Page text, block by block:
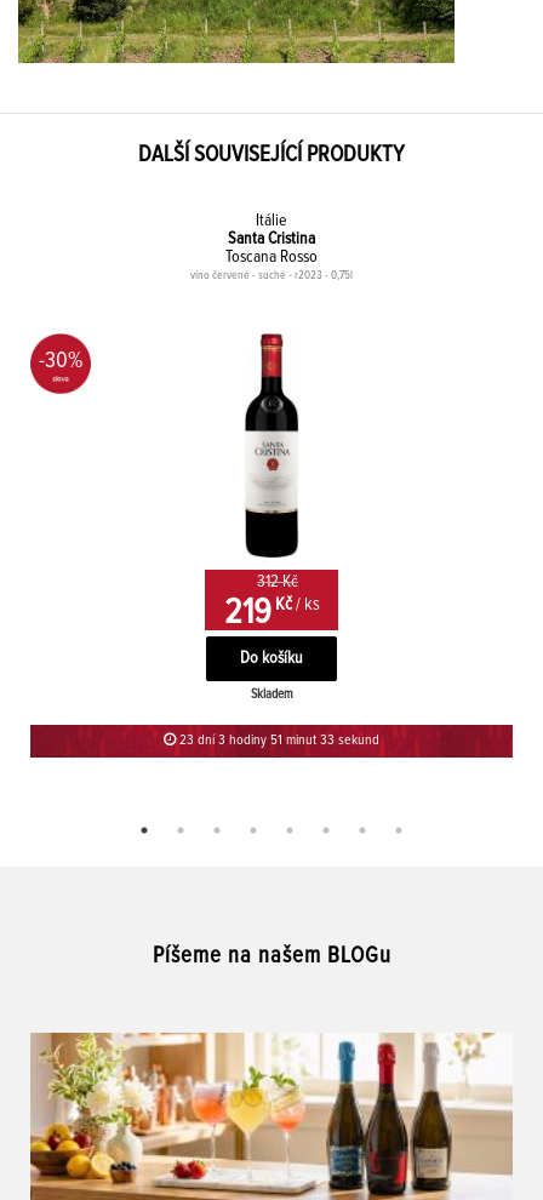
DALŠÍ SOUVISEJÍCÍ PRODUKTY
Itálie
Santa Cristina
Toscana Rosso
víno červené - suché - r2023 - 0,75l
-30%
312 Kč
219Kč / ks
Skladem
23 dní 3 hodiny 51 minut 33 sekund
Píšeme na našem BLOGu